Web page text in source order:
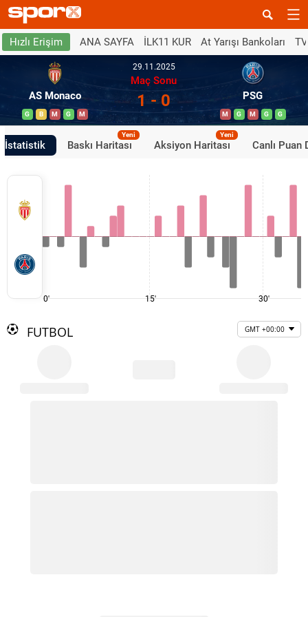
Hızlı Erişim ANA SAYFA İLK11 KUR At Yarışı Bankoları
AS Monaco
G B M G M
29.11.2025
Maç Sonu
1 - 0 PSG
M G M G G
İstatistik Baskı Haritası
Yeni
Aksiyon Haritası
Yeni
Canlı Puan
0' 15' 30'
FUTBOL GMT +00:00